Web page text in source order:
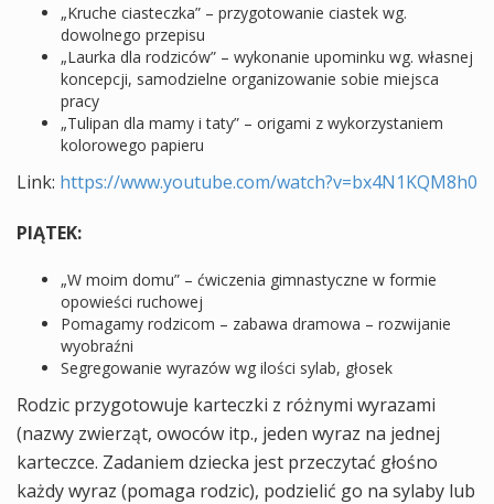
„Kruche ciasteczka” – przygotowanie ciastek wg.
dowolnego przepisu
„Laurka dla rodziców” – wykonanie upominku wg. własnej
koncepcji, samodzielne organizowanie sobie miejsca
pracy
„Tulipan dla mamy i taty” – origami z wykorzystaniem
kolorowego papieru
Link: https://www.youtube.com/watch?v=bx4N1KQM8h0
PIĄTEK:
„W moim domu” – ćwiczenia gimnastyczne w formie
opowieści ruchowej
Pomagamy rodzicom – zabawa dramowa – rozwijanie
wyobraźni
Segregowanie wyrazów wg ilości sylab, głosek
Rodzic przygotowuje karteczki z różnymi wyrazami
(nazwy zwierząt, owoców itp., jeden wyraz na jednej
karteczce. Zadaniem dziecka jest przeczytać głośno
każdy wyraz (pomaga rodzic), podzielić go na sylaby lub